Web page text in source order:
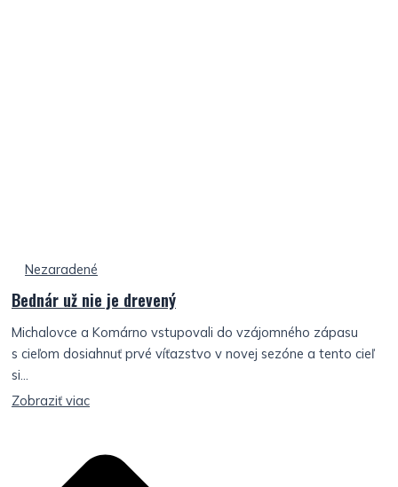
Nezaradené
Bednár už nie je drevený
Michalovce a Komárno vstupovali do vzájomného zápasu
s cieľom dosiahnuť prvé víťazstvo v novej sezóne a tento cieľ
si...
Zobraziť viac